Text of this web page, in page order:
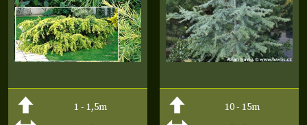
1 - 1,5m
10 - 15m